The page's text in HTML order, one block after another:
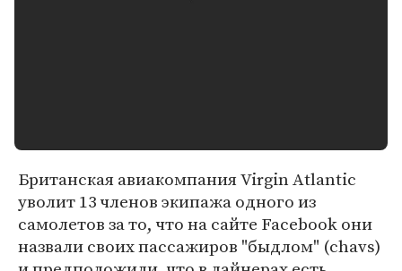
Британская авиакомпания Virgin Atlantic
уволит 13 членов экипажа одного из
самолетов за то, что на сайте Facebook они
назвали своих пассажиров "быдлом" (chavs)